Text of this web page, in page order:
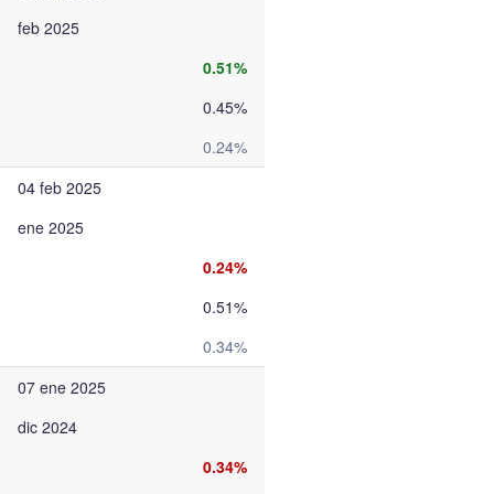
feb 2025
0.51%
0.45%
0.24%
04 feb 2025
ene 2025
0.24%
0.51%
0.34%
07 ene 2025
dic 2024
0.34%